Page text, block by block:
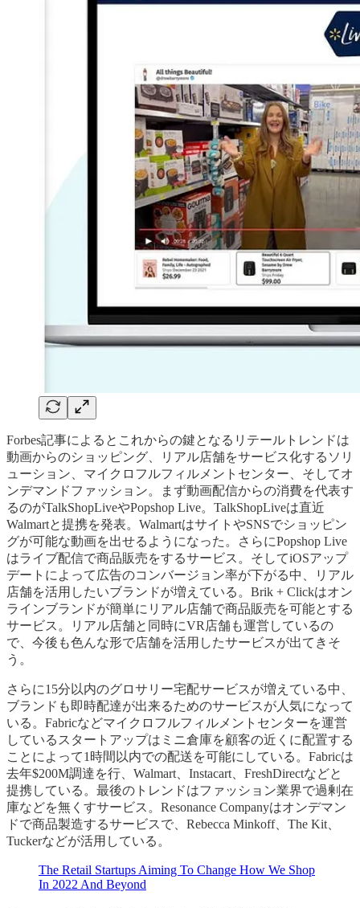
Forbes記事によるとこれからの鍵となるリテールトレンドは
動画からのショッピング、リアル店舗をサービス化するソリ
ューション、マイクロフルフィルメントセンター、そしてオ
ンデマンドファッション。まず動画配信からの消費を代表す
るのがTalkShopLiveやPopshop Live。TalkShopLiveは直近
Walmartと提携を発表。WalmartはサイトやSNSでショッピン
グが可能な動画を出せるようになった。さらにPopshop Live
はライブ配信で商品販売をするサービス。そしてiOSアップ
デートによって広告のコンバージョン率が下がる中、リアル
店舗を活用したいブランドが増えている。Brik + Clickはオン
ラインブランドが簡単にリアル店舗で商品販売を可能とする
サービス。リアル店舗と同時にVR店舗も運営しているの
で、今後も色んな形で店舗を活用したサービスが出てきそ
う。
さらに15分以内のグロサリー宅配サービスが増えている中、
ブランドも即時配達が出来るためのサービスが人気になって
いる。Fabricなどマイクロフルフィルメントセンターを運営
しているスタートアップはミニ倉庫を顧客の近くに配置する
ことによって1時間以内での配送を可能にしている。Fabricは
去年$200M調達を行、Walmart、Instacart、FreshDirectなどと
提携している。最後のトレンドはファッション業界で過剰在
庫などを無くすサービス。Resonance Companyはオンデマン
ドで商品製造するサービスで、Rebecca Minkoff、The Kit、
Tuckerなどが活用している。
The Retail Startups Aiming To Change How We Shop
In 2022 And Beyond